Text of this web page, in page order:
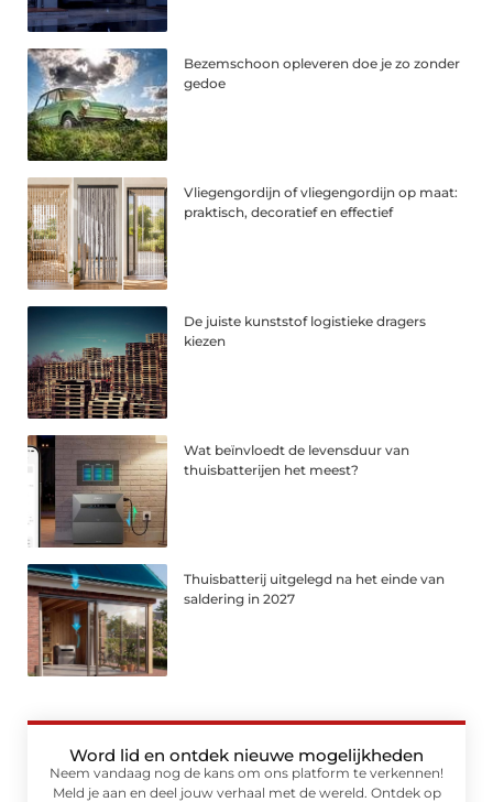
Bezemschoon opleveren doe je zo zonder
gedoe
Vliegengordijn of vliegengordijn op maat:
praktisch, decoratief en effectief
De juiste kunststof logistieke dragers
kiezen
Wat beïnvloedt de levensduur van
thuisbatterijen het meest?
Thuisbatterij uitgelegd na het einde van
saldering in 2027
Word lid en ontdek nieuwe mogelijkheden
Neem vandaag nog de kans om ons platform te verkennen!
Meld je aan en deel jouw verhaal met de wereld. Ontdek op